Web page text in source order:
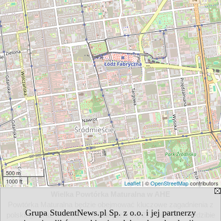
Grupa StudentNews.pl Sp. z o.o. i jej partnerzy
500 m
1000 ft
Leaflet| ©OpenStreetMapcontributors
polskiego oraz matematyki. Odbędzie się 27 kwietnia w siedzibie